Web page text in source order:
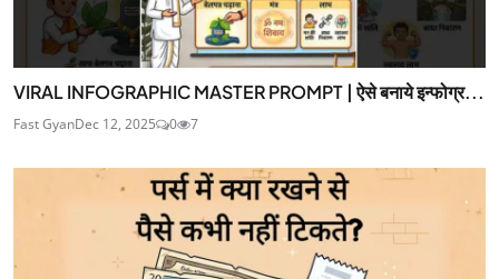
VIRAL INFOGRAPHIC MASTER PROMPT | ऐसे बनाये इन्फोग्र...
Fast GyanDec 12, 2025 0 7